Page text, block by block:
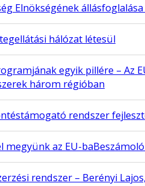
Elnökségének
hálózat létesül
egyik pillére –
három régióban
rendszer
megyünk az EU-
rendszer – Berényi